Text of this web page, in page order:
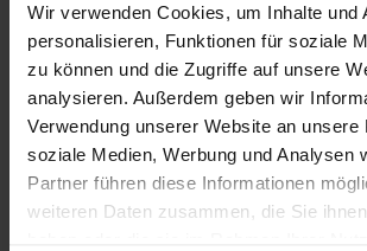
Wir verwenden Cookies, um Inhalte und
personalisieren, Funktionen für soziale
zu können und die Zugriffe auf unsere
analysieren. Außerdem geben wir
Verwendung unserer Website an unsere
soziale Medien, Werbung und Analysen
Partner führen diese Informationen
weiteren Daten zusammen, die Sie
Hauptmerkmale Snap-Open/Snap-On
Sekundenschnelle aufgeklappt mit...mehr
Beratung
Medien